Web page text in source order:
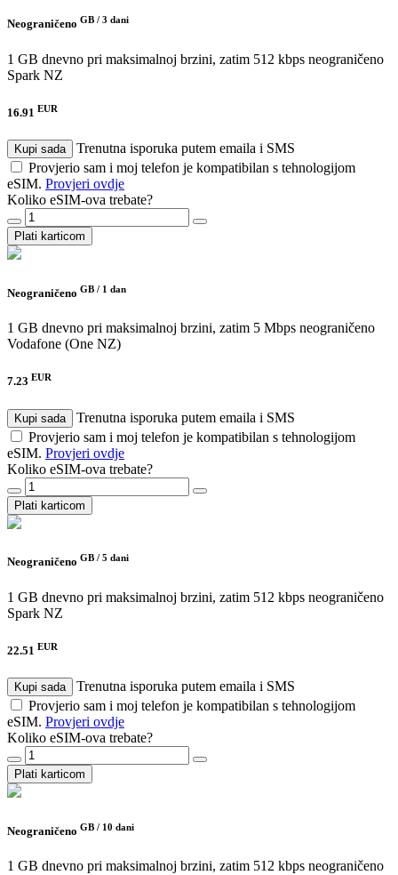
Neograničeno GB / 3 dani
1 GB dnevno pri maksimalnoj brzini, zatim 512 kbps neograničeno
Spark NZ
16.91 EUR
Kupi sada
Trenutna isporuka putem emaila i SMS
Provjerio sam i moj telefon je kompatibilan s tehnologijom
eSIM. Provjeri ovdje
Koliko eSIM-ova trebate?
Plati karticom
Neograničeno GB / 1 dan
1 GB dnevno pri maksimalnoj brzini, zatim 5 Mbps neograničeno
Vodafone (One NZ)
7.23 EUR
Kupi sada
Trenutna isporuka putem emaila i SMS
Provjerio sam i moj telefon je kompatibilan s tehnologijom
eSIM. Provjeri ovdje
Koliko eSIM-ova trebate?
Plati karticom
Neograničeno GB / 5 dani
1 GB dnevno pri maksimalnoj brzini, zatim 512 kbps neograničeno
Spark NZ
22.51 EUR
Kupi sada
Trenutna isporuka putem emaila i SMS
Provjerio sam i moj telefon je kompatibilan s tehnologijom
eSIM. Provjeri ovdje
Koliko eSIM-ova trebate?
Plati karticom
Neograničeno GB / 10 dani
1 GB dnevno pri maksimalnoj brzini, zatim 512 kbps neograničeno